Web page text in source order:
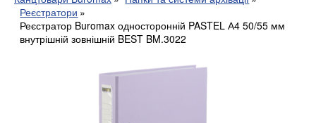
Реєстратори
Реєстратор Buromax односторонній PASTEL А4 50/55 мм
внутрішній зовнішній BEST BM.3022